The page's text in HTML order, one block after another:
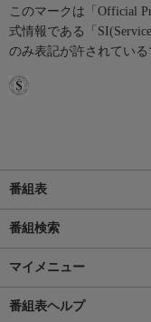
このマークは「Official
式情報である「
のみ表記が許されている
番組表
番組検索
マイメニュー
番組表ヘルプ